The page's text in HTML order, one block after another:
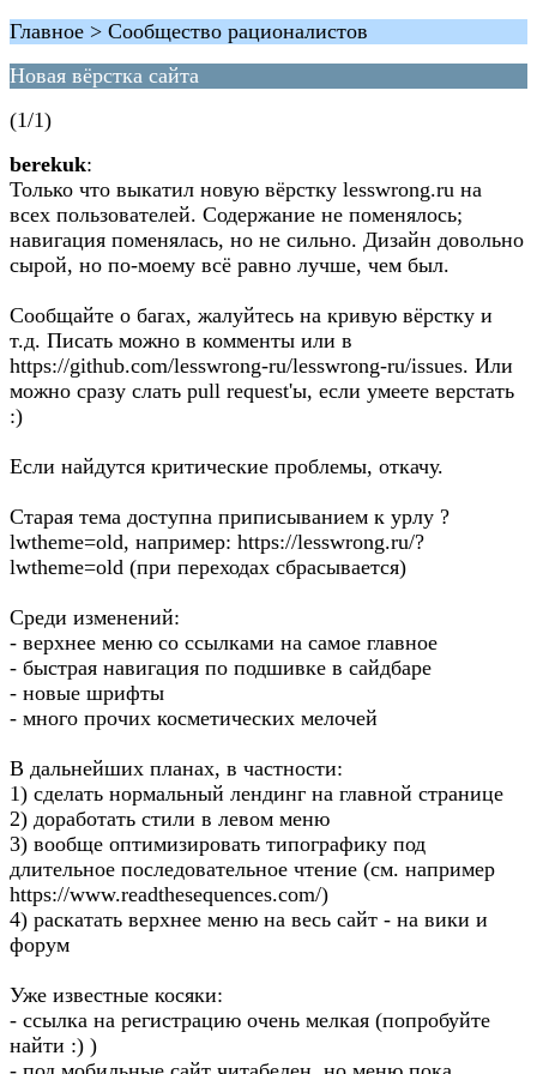
Главное > Сообщество рационалистов
Новая вёрстка сайта
(1/1)
berekuk:
Только что выкатил новую вёрстку lesswrong.ru на
всех пользователей. Содержание не поменялось;
навигация поменялась, но не сильно. Дизайн довольно
сырой, но по-моему всё равно лучше, чем был.
Сообщайте о багах, жалуйтесь на кривую вёрстку и
т.д. Писать можно в комменты или в
https://github.com/lesswrong-ru/lesswrong-ru/issues. Или
можно сразу слать pull request'ы, если умеете верстать
:)
Если найдутся критические проблемы, откачу.
Старая тема доступна приписыванием к урлу ?
lwtheme=old, например: https://lesswrong.ru/?
lwtheme=old (при переходах сбрасывается)
Среди изменений:
- верхнее меню со ссылками на самое главное
- быстрая навигация по подшивке в сайдбаре
- новые шрифты
- много прочих косметических мелочей
В дальнейших планах, в частности:
1) сделать нормальный лендинг на главной странице
2) доработать стили в левом меню
3) вообще оптимизировать типографику под
длительное последовательное чтение (см. например
https://www.readthesequences.com/)
4) раскатать верхнее меню на весь сайт - на вики и
форум
Уже известные косяки:
- ссылка на регистрацию очень мелкая (попробуйте
найти :) )